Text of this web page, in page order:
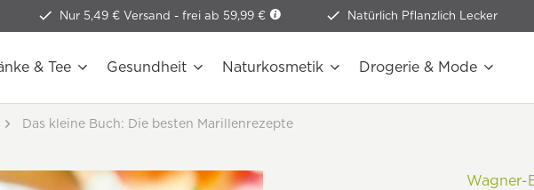
Nur 5,49 € Versand - frei ab 59,99 € Natürlich Pflanzlich Lecker
& Tee Gesundheit Naturkosmetik Drogerie & Mode
Das kleine Buch: Die besten Marillenrezepte
Wagner-